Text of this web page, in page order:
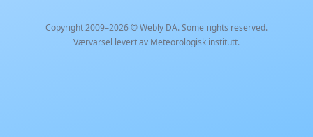
Copyright 2009–2026 ©Webly DA. Some rights reserved.
Værvarsel levert av Meteorologisk institutt.